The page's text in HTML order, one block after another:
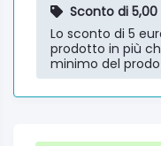
Sconto di
Lo sconto di 5
prodotto in più
minimo del